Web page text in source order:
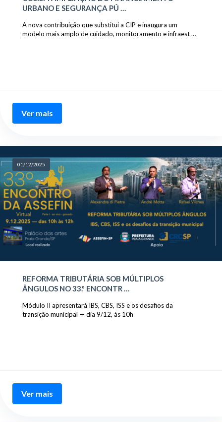
URBANO E SEGURANÇA PÚ …
A nova contribuição que substitui a CIP e inaugura um
modelo mais amplo de cuidado, monitoramento e infraest …
Ver mais
01/12/2025
REFORMA TRIBUTÁRIA SOB MÚLTIPLOS
ÂNGULOS NO 33.º ENCONTR …
Módulo II apresentará IBS, CBS, ISS e os desafios da
transição municipal — dia 9/12, às 10h
Ver mais